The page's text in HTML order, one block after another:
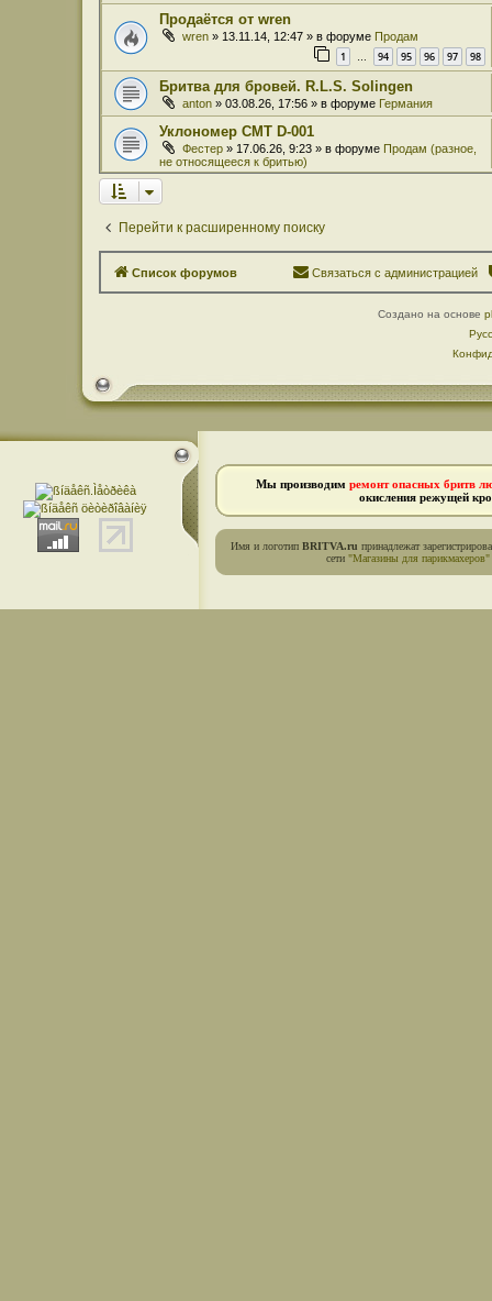
Продаётся от wren
wren » 13.11.14, 12:47 » в форуме Продам
1 … 94 95 96 97 98
Бритва для бровей. R.L.S. Solingen
anton » 03.08.26, 17:56 » в форуме Германия
Уклономер СМТ D-001
Фестер » 17.06.26, 9:23 » в форуме Продам (разное,
не относящееся к бритью)
Перейти к расширенному поиску
Список форумов Связаться с администрацией
Создано на основе
Мы производим ремонт опасных бритв
окисления режущей
Имя и логотип BRITVA.ru принадлежат
сети "Магазины для парикмахеров"